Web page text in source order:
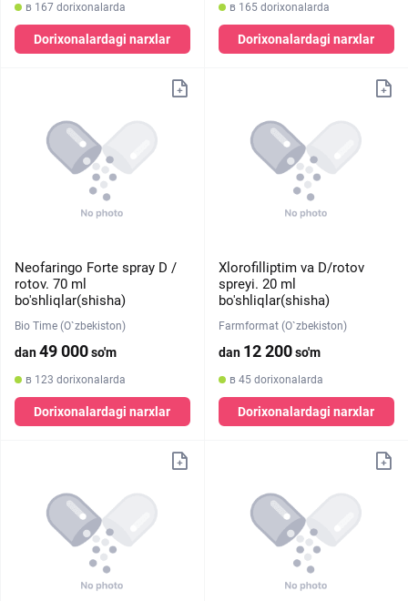
в 167 dorixonalarda
Dorixonalardagi narxlar
в 165 dorixonalarda
Dorixonalardagi narxlar
Neofaringo Forte spray D /
rotov. 70 ml
bo'shliqlar(shisha)
Bio Time (O`zbekiston)
dan49 000so'm
в 123 dorixonalarda
Dorixonalardagi narxlar
Xlorofilliptim va D/rotov
spreyi. 20 ml
bo'shliqlar(shisha)
Farmformat (O`zbekiston)
dan 12 200so'm
в 45 dorixonalarda
Dorixonalardagi narxlar